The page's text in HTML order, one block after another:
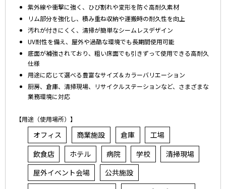
紫外線や衝撃に強く、ひび割れや変形を防ぐ高耐久素材
リム部分を強化し、積み重ね収納や運搬時の耐久性を向上
汚れが付きにくく、清掃が簡単なシームレスデザイン
UV耐性を備え、屋外や過酷な環境でも長期間使用可能
底面が補強されており、粗い床面でも引きずって使用できる高耐久
仕様
用途に応じて選べる豊富なサイズ＆カラーバリエーション
厨房、倉庫、清掃現場、リサイクルステーションなど、さまざまな
業務環境に対応
【用途（使用場所）】
オフィス 商業施設 倉庫
工場
飲食店
ホテル 病院 学校
清掃現場
屋外イベント会場
公共施設